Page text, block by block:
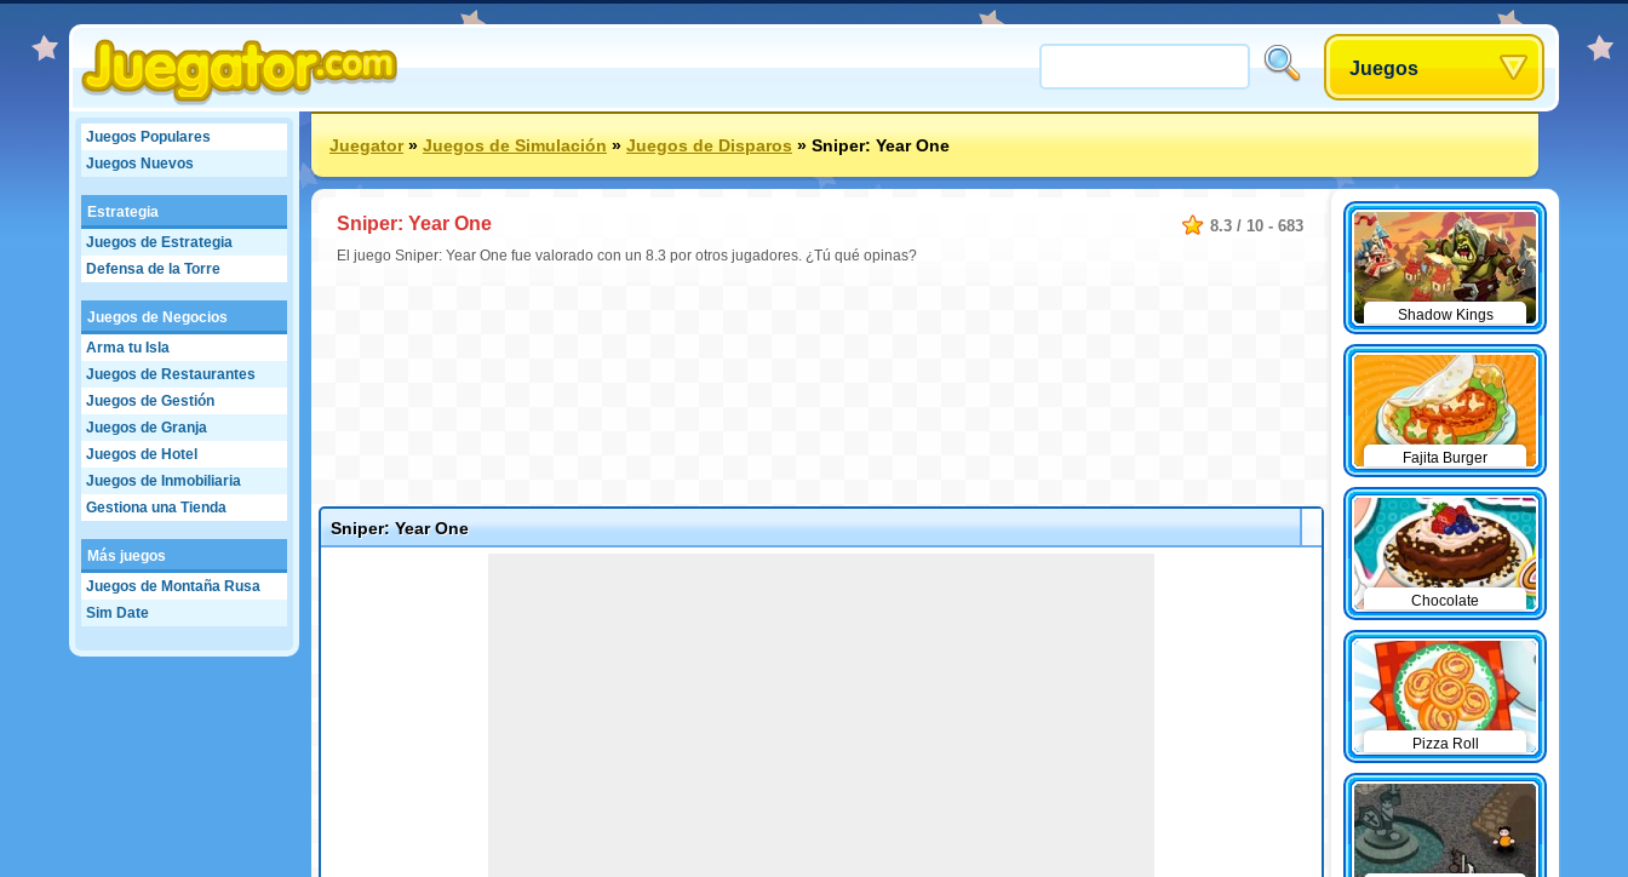
Juegos
Juegos Populares
Juegos Nuevos
Estrategia
Juegos de Estrategia
Defensa de la Torre
Juegos de Negocios
Arma tu Isla
Juegos de Restaurantes
Juegos de Gestión
Juegos de Granja
Juegos de Hotel
Juegos de Inmobiliaria
Gestiona una Tienda
Más juegos
Juegos de Montaña Rusa
Sim Date
Juegator»Juegos de Simulación»Juegos de Disparos»Sniper: Year One
8.3 / 10 - 683
Sniper: Year One
El juego Sniper: Year One fue valorado con un 8.3 por otros jugadores. ¿Tú qué opinas?
Sniper: Year One
Shadow Kings
Fajita Burger
Chocolate
Cheesecake
Pizza Roll